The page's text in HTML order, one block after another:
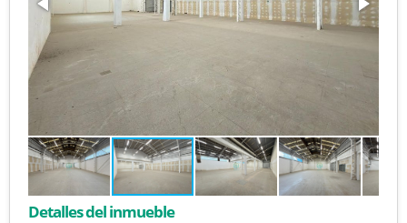
Detalles del inmueble